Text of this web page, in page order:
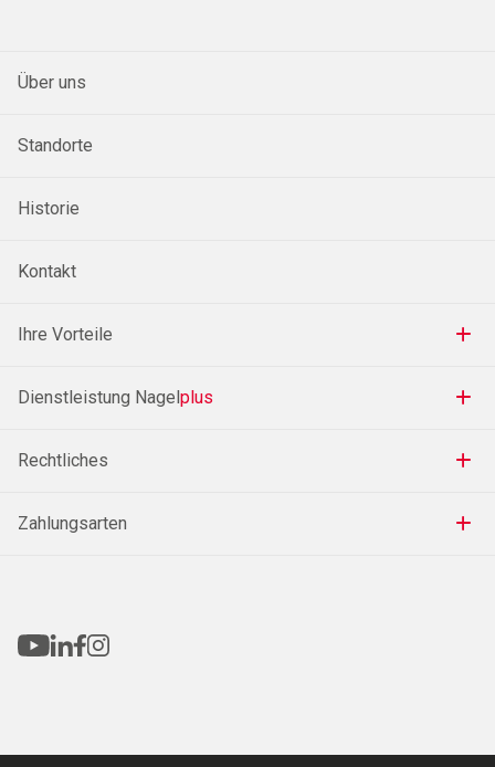
Über uns
Standorte
Historie
Kontakt
Ihre Vorteile
Dienstleistung Nagelplus
Rechtliches
Zahlungsarten